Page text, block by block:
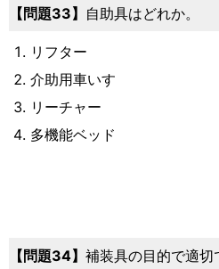
33 自助具はどれか。
リフター
介助用車いす
リーチャー
多機能ベッド
34 補装具の目的で適切